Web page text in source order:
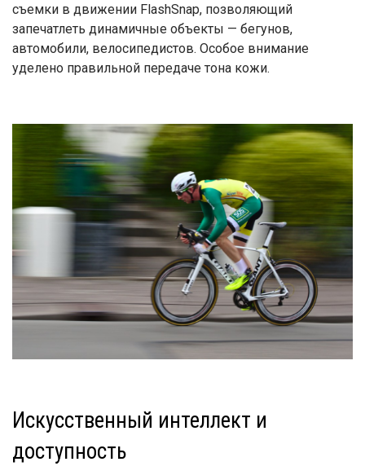
съемки в движении FlashSnap, позволяющий
запечатлеть динамичные объекты — бегунов,
автомобили, велосипедистов. Особое внимание
уделено правильной передаче тона кожи.
Искусственный интеллект и
доступность